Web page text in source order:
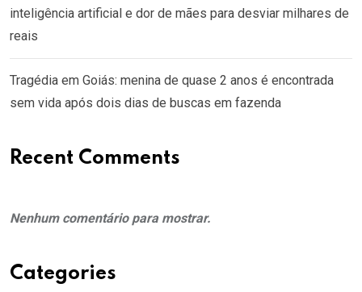
inteligência artificial e dor de mães para desviar milhares de
reais
Tragédia em Goiás: menina de quase 2 anos é encontrada
sem vida após dois dias de buscas em fazenda
Recent Comments
Nenhum comentário para mostrar.
Categories